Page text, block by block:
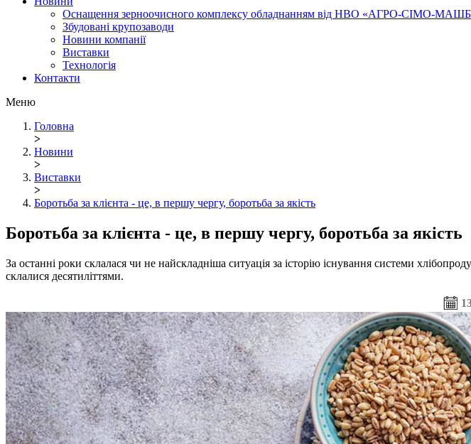
Оснащення зерноочисного комплексу обладнанням від НВО «АГРО-СІМО-
Збудовані крупозаводи
Новини компанії
Виставки
Технологія
Контакти
Меню
Головна
>
Новини
>
Виставки
>
Боротьба за клієнта - це, в першу чергу, боротьба за якість
Боротьба за клієнта - це, в першу чергу, боротьба за якість
За останні роки склалася чи не найскладніша ситуація за історію існування системи
склалися десятиліттями.